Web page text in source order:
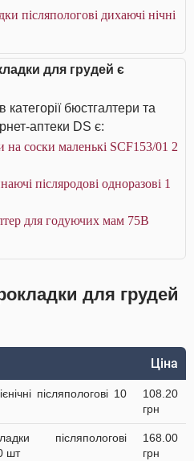
післяпологові дихаючі нічні
для грудей є
бюстгалтери та
аптеки DS є:
соски маленькі SCF153/01 2
післяродові одноразові 1
для годуючих мам 75В
для грудей
Ціна
післяпологові 10
108.20
грн
післяпологові
шт
168.00
грн